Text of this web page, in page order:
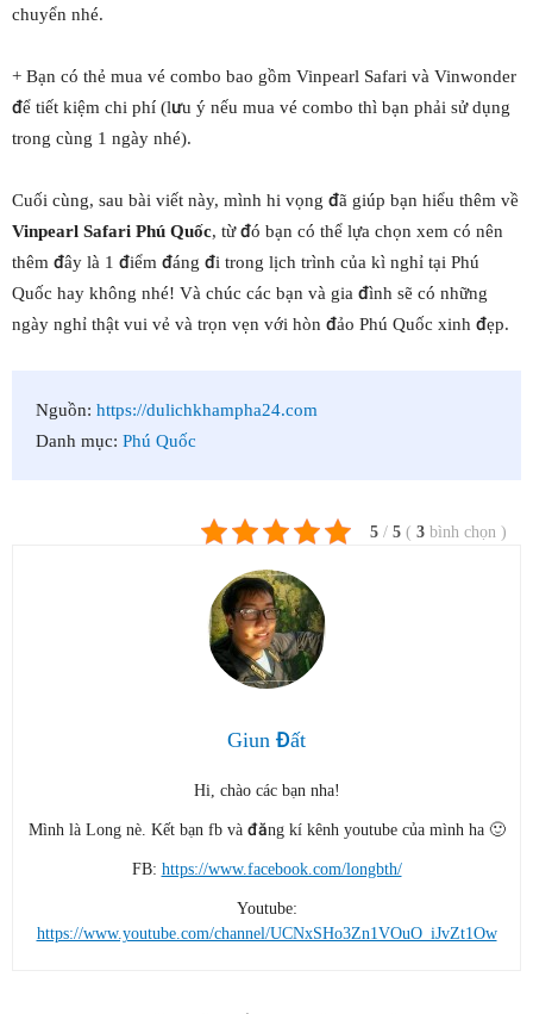
chuyển nhé.
+ Bạn có thẻ mua vé combo bao gồm Vinpearl Safari và Vinwonder
để tiết kiệm chi phí (lưu ý nếu mua vé combo thì bạn phải sử dụng
trong cùng 1 ngày nhé).
Cuối cùng, sau bài viết này, mình hi vọng đã giúp bạn hiểu thêm về
Vinpearl Safari Phú Quốc, từ đó bạn có thể lựa chọn xem có nên
thêm đây là 1 điểm đáng đi trong lịch trình của kì nghỉ tại Phú
Quốc hay không nhé! Và chúc các bạn và gia đình sẽ có những
ngày nghỉ thật vui vẻ và trọn vẹn với hòn đảo Phú Quốc xinh đẹp.
Nguồn: https://dulichkhampha24.com
Danh mục: Phú Quốc
5 / 5 ( 3 bình chọn )
Giun Đất
Hi, chào các bạn nha!
Mình là Long nè. Kết bạn fb và đăng kí kênh youtube của mình ha 🙂
FB: https://www.facebook.com/longbth/
Youtube:
https://www.youtube.com/channel/UCNxSHo3Zn1VOuO_iJvZt1Ow